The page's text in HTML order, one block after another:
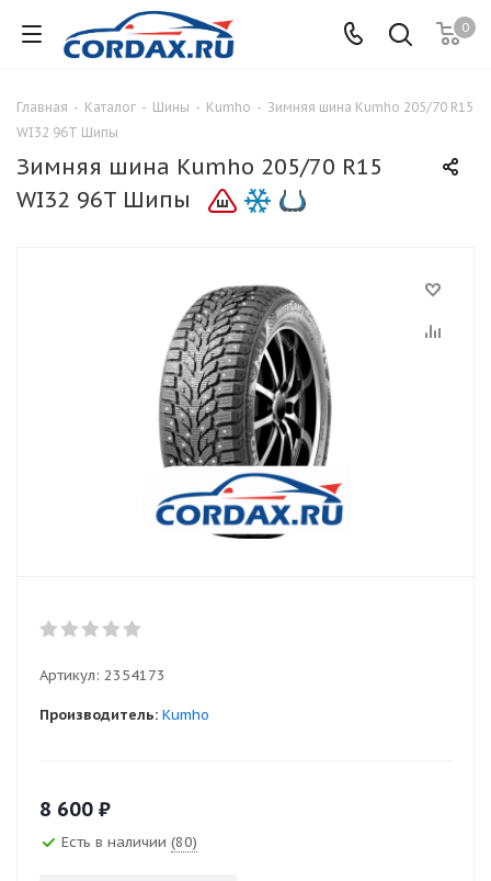
0
Главная - Каталог - Шины - Kumho - Зимняя шина Kumho 205/70 R15
WI32 96T Шипы
Зимняя шина Kumho 205/70 R15
WI32 96T Шипы
Артикул: 2354173
Производитель: Kumho
8 600 ₽
Есть в наличии (80)